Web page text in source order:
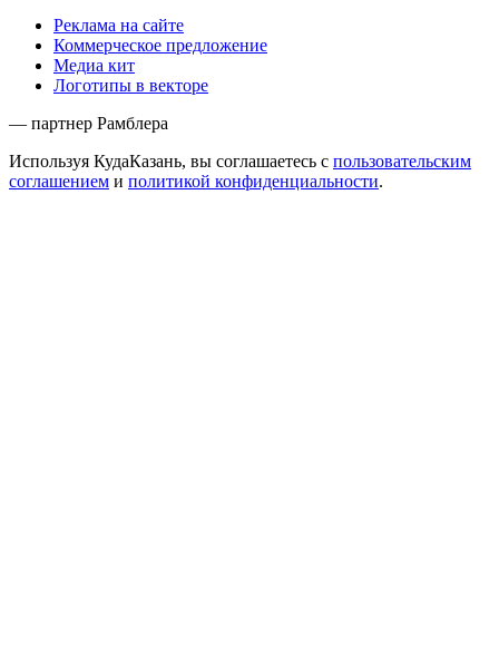
Реклама на сайте
Коммерческое предложение
Медиа кит
Логотипы в векторе
— партнер Рамблера
Используя КудаКазань, вы соглашаетесь с пользовательским
соглашением и политикой конфиденциальности.